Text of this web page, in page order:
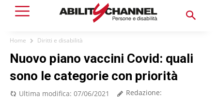
Home Diritti e disabilità
Nuovo piano vaccini Covid: quali
sono le categorie con priorità
Ultima modifica: 07/06/2021 Redazione: